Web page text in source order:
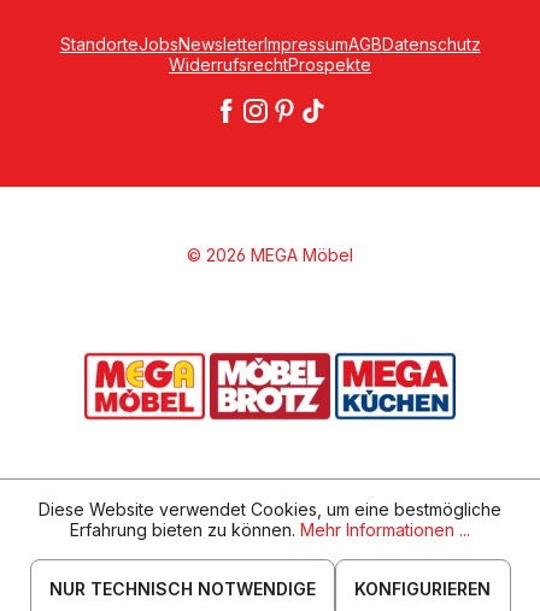
StandorteJobsNewsletterImpressumAGBDatenschutz
WiderrufsrechtProspekte
© 2026 MEGA Möbel
Diese Website verwendet Cookies, um eine bestmögliche
Erfahrung bieten zu können. Mehr Informationen ...
NUR TECHNISCH NOTWENDIGE KONFIGURIEREN